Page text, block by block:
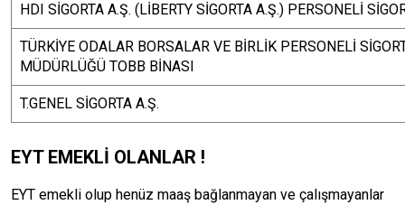
HDI SİGORTA A.Ş. (LİBERTY SİGORTA A.Ş.) PERSONELİ
TÜRKİYE ODALAR BORSALAR VE BİRLİK PERSONELİ
MÜDÜRLÜĞÜ TOBB BİNASI
T.GENEL SİGORTA A.Ş.
EYT EMEKLİ OLANLAR !
EYT emekli olup henüz maaş bağlanmayan ve çalışmayanlar